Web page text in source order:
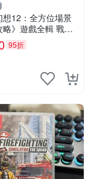
想12：全方位場景
略》遊戲全輯 戰略
書 全景解析
95折